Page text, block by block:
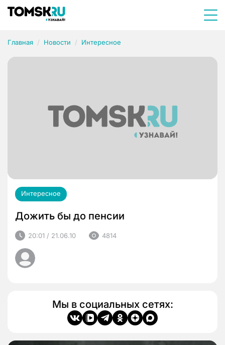
Главная Новости Интересное
Интересное
Дожить бы до пенсии
20:01 / 21.06.10 4814
Мы в социальных сетях: